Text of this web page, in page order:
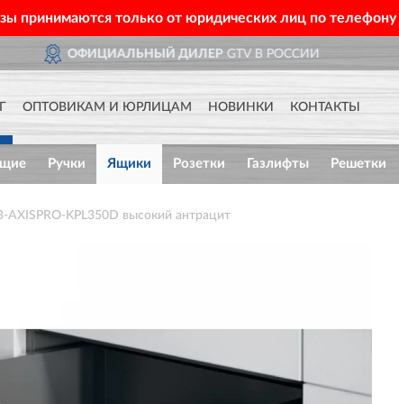
принимаются только от юридических лиц по телефону
В РОССИИ
ОПТОВИКАМ И ЮРЛИЦАМ НОВИНКИ КОНТАКТЫ
Ручки Ящики Розетки Газлифты Решетки
KPL350D высокий антрацит